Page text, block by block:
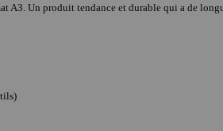
Un produit tendance et durable qui a de